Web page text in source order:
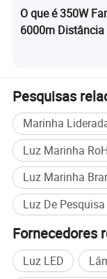
O que é 350W
6000m
Economia de
Portuária
Pesquisas
Marinha
Luz Marinha
Luz Marinha
Fornecedores
Luz LED